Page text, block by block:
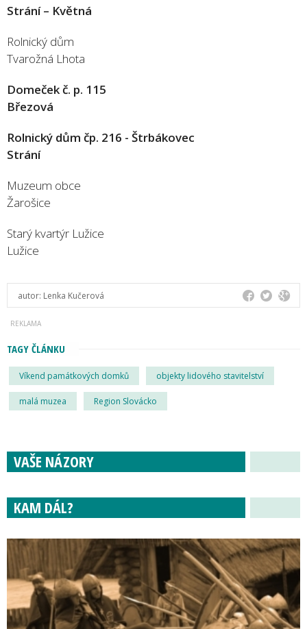
Strání – Květná
Rolnický dům
Tvarožná Lhota
Domeček č. p. 115
Březová
Rolnický dům čp. 216 - Štrbákovec
Strání
Muzeum obce
Žarošice
Starý kvartýr Lužice
Lužice
autor: Lenka Kučerová
TAGY ČLÁNKU
Víkend památkových domků objekty lidového stavitelství
malá muzea Region Slovácko
VAŠE NÁZORY
KAM DÁL?